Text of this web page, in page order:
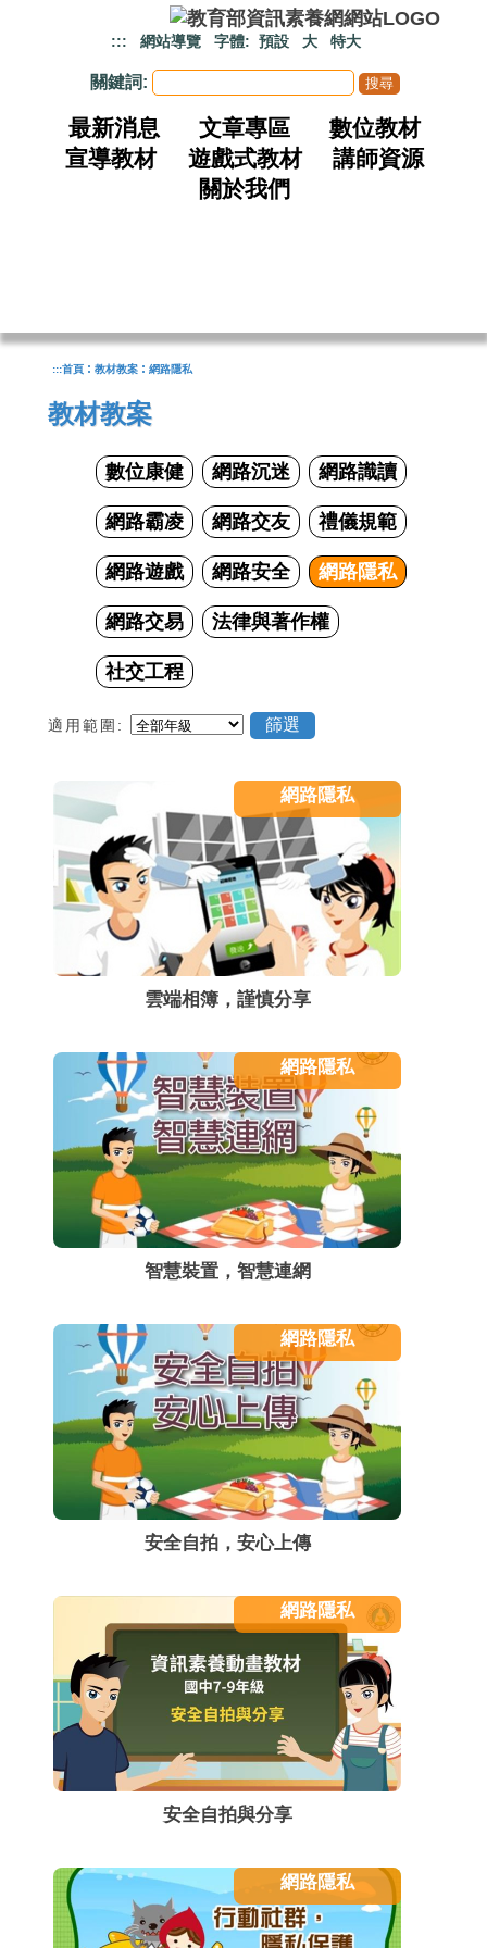
::: 網站導覽 字體: 預設 大 特大
關鍵詞:
最新消息 文章專區
數位教材
宣導教材
遊戲式教材
講師資源
關於我們
:::首頁 : 教材教案 : 網路隱私
教材教案
數位康健 網路沉迷 網路識讀
網路霸凌 網路交友 禮儀規範
網路遊戲 網路安全 網路隱私
網路交易 法律與著作權
社交工程
適用範圍:
網路隱私
雲端相簿，謹慎分享
網路隱私
智慧裝置，智慧連網
網路隱私
安全自拍，安心上傳
網路隱私
安全自拍與分享
網路隱私